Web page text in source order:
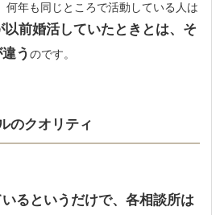
何年も同じところで活動している人は
以前婚活していたときとは、そ
うのです。
のクオリティ
るというだけで、各相談所は